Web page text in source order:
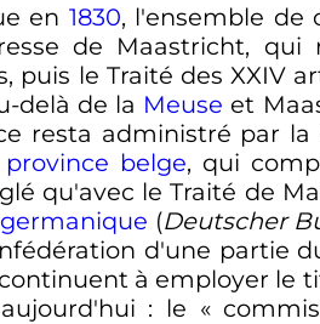
en 1830, l'ensemble de
de Maastricht, qui
puis le Traité des XXIV
delà de la Meuse et
resta administré par la
province belge, qui
qu'avec le Traité de
(Deutscher
d'une partie
à employer le
: le «